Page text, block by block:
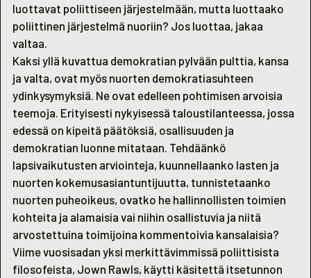
luottavat poliittiseen järjestelmään, mutta luottaako
poliittinen järjestelmä nuoriin? Jos luottaa, jakaa
valtaa.
Kaksi yllä kuvattua demokratian pylvään pulttia, kansa
ja valta, ovat myös nuorten demokratiasuhteen
ydinkysymyksiä. Ne ovat edelleen pohtimisen arvoisia
teemoja. Erityisesti nykyisessä taloustilanteessa, jossa
edessä on kipeitä päätöksiä, osallisuuden ja
demokratian luonne mitataan. Tehdäänkö
lapsivaikutusten arviointeja, kuunnellaanko lasten ja
nuorten kokemusasiantuntijuutta, tunnistetaanko
nuorten puheoikeus, ovatko he hallinnollisten toimien
kohteita ja alamaisia vai niihin osallistuvia ja niitä
arvostettuina toimijoina kommentoivia kansalaisia?
Viime vuosisadan yksi merkittävimmissä poliittisista
filosofeista, Jown Rawls, käytti käsitettä itsetunnon